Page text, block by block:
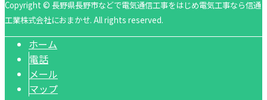
Copyright © 長野県長野市などで電気通信工事をはじめ電気工事なら信通
工業株式会社におまかせ. All rights reserved.
ホーム
電話
メール
マップ